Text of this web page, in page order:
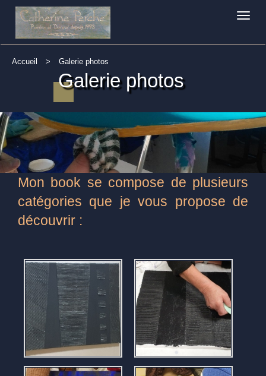
Toggle
Accueil > Galerie photos
Galerie photos
Mon book se compose de plusieurs
catégories que je vous propose de
découvrir :